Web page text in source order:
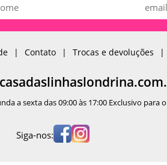
Contato Trocas e devoluções
a sexta das 09:00 às 17:00 Exclusivo para
Siga-nos: